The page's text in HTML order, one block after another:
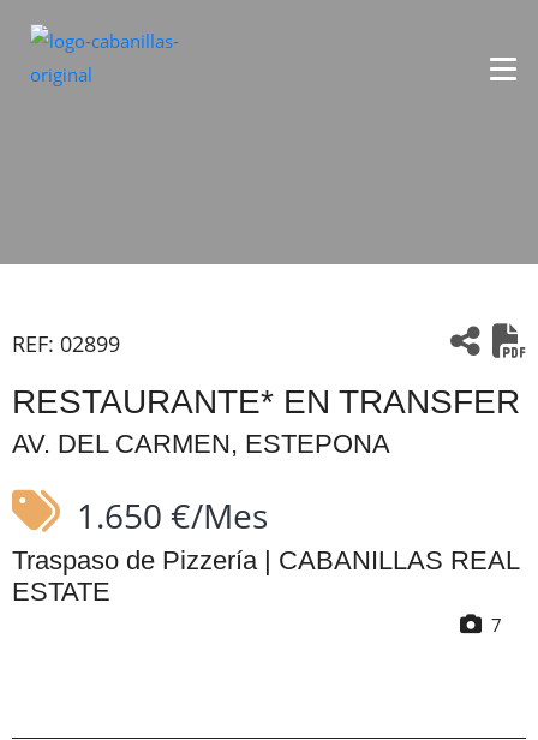
REF: 02899
RESTAURANTE* EN TRANSFER
AV. DEL CARMEN, ESTEPONA
1.650 €/Mes
Traspaso de Pizzería | CABANILLAS REAL
ESTATE
7